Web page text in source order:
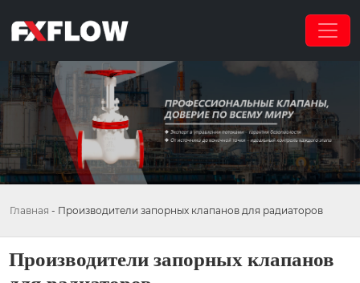
Главная - Производители запорных клапанов для радиаторов
Производители запорных клапанов